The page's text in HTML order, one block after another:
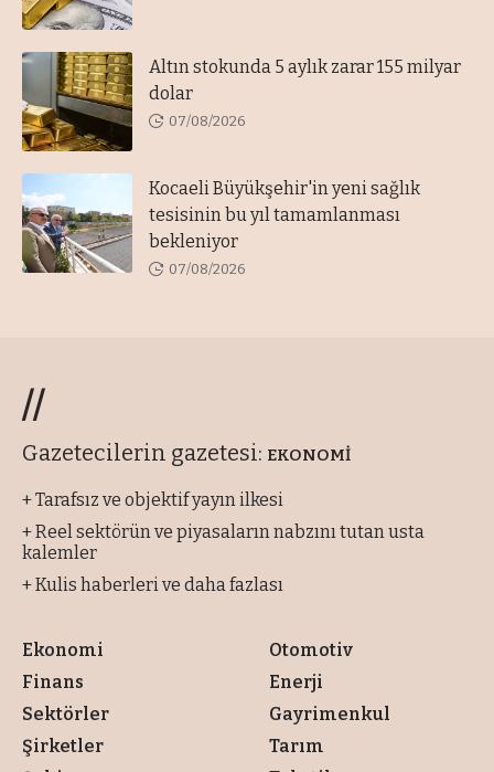
Altın stokunda 5 aylık zarar 155 milyar
dolar
07/08/2026
Kocaeli Büyükşehir'in yeni sağlık
tesisinin bu yıl tamamlanması
bekleniyor
07/08/2026
//
Gazetecilerin gazetesi: EKONOMİ
+ Tarafsız ve objektif yayın ilkesi
+ Reel sektörün ve piyasaların nabzını tutan usta
kalemler
+ Kulis haberleri ve daha fazlası
Ekonomi
Finans
Sektörler
Şirketler
Otomotiv
Enerji
Gayrimenkul
Tarım